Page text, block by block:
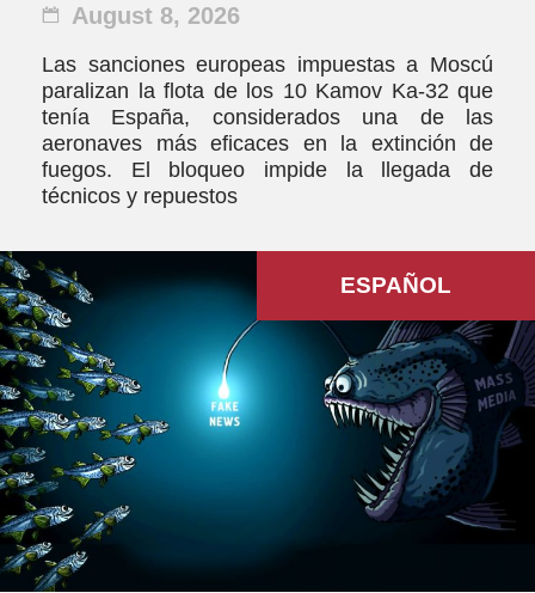
August 8, 2026
Las sanciones europeas impuestas a Moscú
paralizan la flota de los 10 Kamov Ka-32 que
tenía España, considerados una de las
aeronaves más eficaces en la extinción de
fuegos. El bloqueo impide la llegada de
técnicos y repuestos
ESPAÑOL